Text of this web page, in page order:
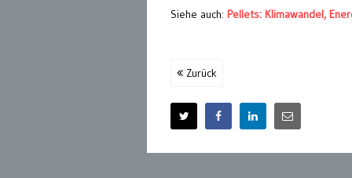
Siehe auch: Pellets: Klimawandel,
Zurück